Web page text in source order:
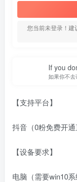
您当前未登录！建
If you
如果你不
【支持平台】
抖音（0粉免费开通
【设备要求】
电脑（需要win10系